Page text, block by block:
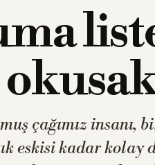
çağımız insanı,
eskisi kadar kolay